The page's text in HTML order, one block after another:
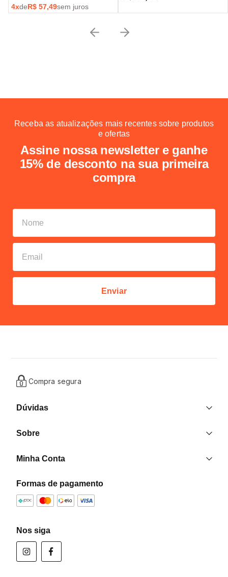
4xdeR$ 57,49sem juros
Receba as atualizações mais recentes sobre produtos
e ofertas
Assine nossa newsletter e ganhe
15% de desconto na sua primeira
compra
Enviar
Compra segura
Dúvidas
Contato
Sobre
Formas de pagamento
Política de Privacidade
Minha Conta
Meus Pedidos
Formas de pagamento
Nos siga